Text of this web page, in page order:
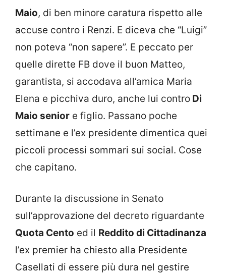
Maio, di ben minore caratura rispetto alle
accuse contro i Renzi. E diceva che “Luigi”
non poteva “non sapere”. E peccato per
quelle dirette FB dove il buon Matteo,
garantista, si accodava all’amica Maria
Elena e picchiva duro, anche lui contro Di
Maio senior e figlio. Passano poche
settimane e l’ex presidente dimentica quei
piccoli processi sommari sui social. Cose
che capitano.
Durante la discussione in Senato
sull’approvazione del decreto riguardante
Quota Cento ed il Reddito di Cittadinanza
l’ex premier ha chiesto alla Presidente
Casellati di essere più dura nel gestire